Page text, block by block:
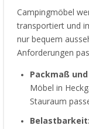
Campingmöbel
transportiert und
nur bequem
Anforderungen
Packmaß
Möbel in
Stauraum
Belastbarkeit: